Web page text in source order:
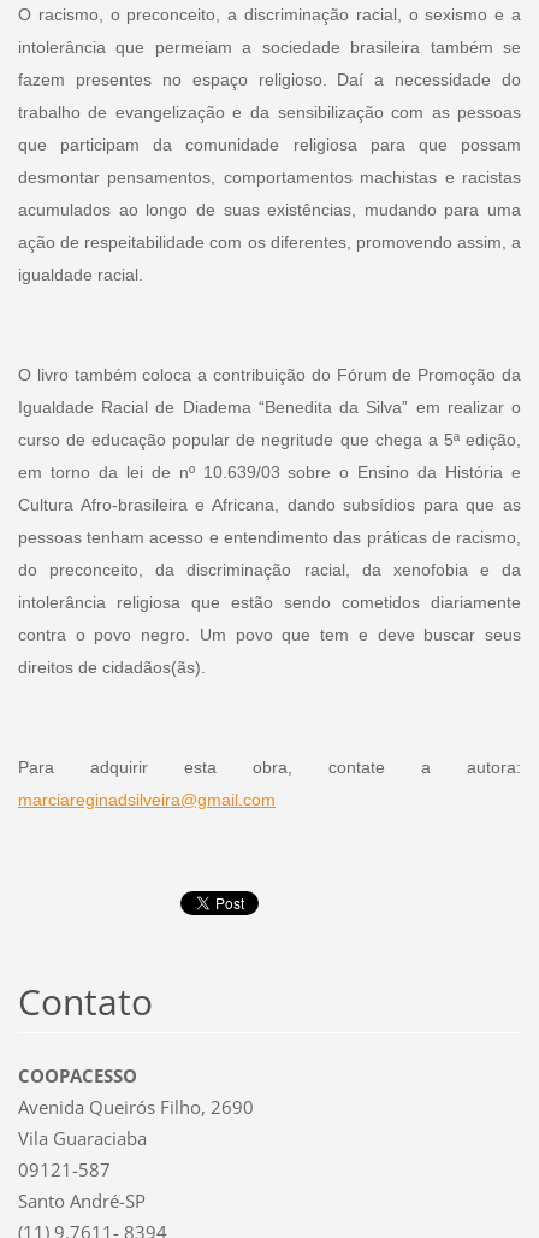
O racismo, o preconceito, a discriminação racial, o sexismo e a
intolerância que permeiam a sociedade brasileira também se
fazem presentes no espaço religioso. Daí a necessidade do
trabalho de evangelização e da sensibilização com as pessoas
que participam da comunidade religiosa para que possam
desmontar pensamentos, comportamentos machistas e racistas
acumulados ao longo de suas existências, mudando para uma
ação de respeitabilidade com os diferentes, promovendo assim, a
igualdade racial.
O livro também coloca a contribuição do Fórum de Promoção da
Igualdade Racial de Diadema “Benedita da Silva” em realizar o
curso de educação popular de negritude que chega a 5ª edição,
em torno da lei de nº 10.639/03 sobre o Ensino da História e
Cultura Afro-brasileira e Africana, dando subsídios para que as
pessoas tenham acesso e entendimento das práticas de racismo,
do preconceito, da discriminação racial, da xenofobia e da
intolerância religiosa que estão sendo cometidos diariamente
contra o povo negro. Um povo que tem e deve buscar seus
direitos de cidadãos(ãs).
Para adquirir esta obra, contate a autora:
marciareginadsilveira@gmail. com
Contato
COOPACESSO
Avenida Queirós Filho, 2690
Vila Guaraciaba
09121-587
Santo André-SP
(11) 9.7611- 8394